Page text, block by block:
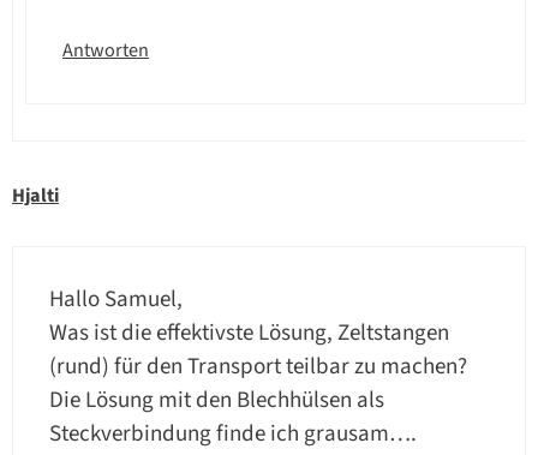
Antworten
Hjalti
Hallo Samuel,
Was ist die effektivste Lösung, Zeltstangen
(rund) für den Transport teilbar zu machen?
Die Lösung mit den Blechhülsen als
Steckverbindung finde ich grausam….